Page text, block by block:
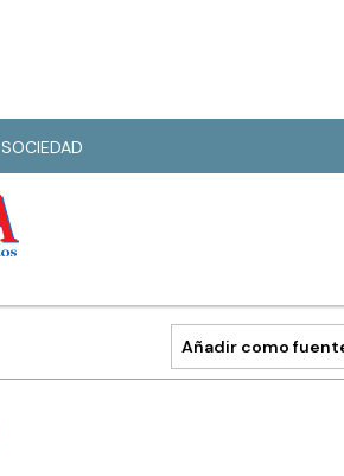
SOCIEDAD
Añadir como